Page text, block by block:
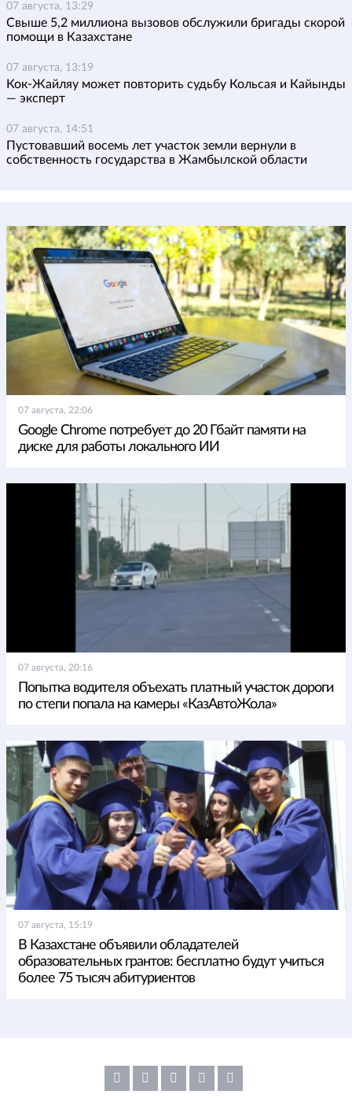
07 августа, 13:29
Свыше 5,2 миллиона вызовов обслужили бригады скорой
помощи в Казахстане
07 августа, 13:19
Кок-Жайляу может повторить судьбу Кольсая и Кайынды
— эксперт
07 августа, 14:51
Пустовавший восемь лет участок земли вернули в
собственность государства в Жамбылской области
07 августа, 22:06
Google Chrome потребует до 20 Гбайт памяти на
диске для работы локального ИИ
07 августа, 20:16
Попытка водителя объехать платный участок дороги
по степи попала на камеры «КазАвтоЖола»
07 августа, 15:19
В Казахстане объявили обладателей
образовательных грантов: бесплатно будут учиться
более 75 тысяч абитуриентов